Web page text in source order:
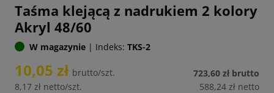
Taśma klejącą z nadrukiem 2 kolory
Akryl 48/60
W magazynie | Indeks: TKS-2
10,05 zł brutto/szt.
8,17 zł netto/szt.
723,60 zł brutto
588,24 zł netto